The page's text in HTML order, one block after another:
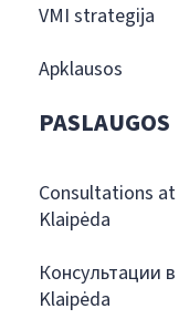
VMI strategija
Apklausos
PASLAUGOS
Consultations
Klaipėda
Консультации
Klaipėda